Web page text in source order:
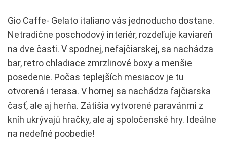
Gio Caffe- Gelato italiano vás jednoducho dostane.
Netradične poschodový interiér, rozdeľuje kaviareň
na dve časti. V spodnej, nefajčiarskej, sa nachádza
bar, retro chladiace zmrzlinové boxy a menšie
posedenie. Počas teplejších mesiacov je tu
otvorená i terasa. V hornej sa nachádza fajčiarska
časť, ale aj herňa. Zátišia vytvorené paravánmi z
kníh ukrývajú hračky, ale aj spoločenské hry. Ideálne
na nedeľné poobedie!